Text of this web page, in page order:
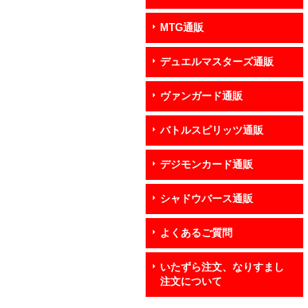
MTG通販
デュエルマスターズ通販
ヴァンガード通販
バトルスピリッツ通販
デジモンカード通販
シャドウバース通販
よくあるご質問
いたずら注文、なりすまし
注文について